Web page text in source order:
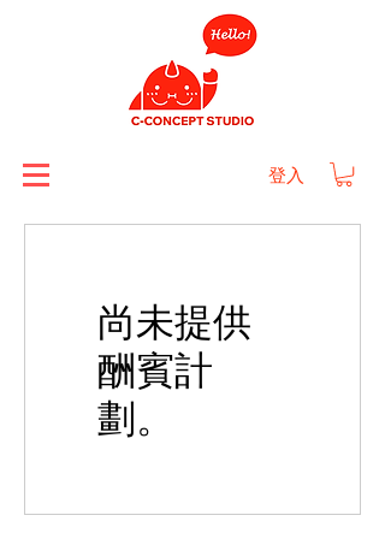
登入
尚未提供
酬賓計
劃。